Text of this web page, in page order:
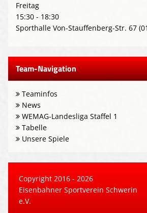
Freitag
15:30 - 18:30
Sporthalle Von-Stauffenberg-Str. 67
Team-Navigation
Teaminfos
News
WEMAG-Landesliga Staffel 1
Tabelle
Unsere Spiele
Copyright 2016 - 2026
Eisenbahner Sportverein Schwerin
e.V.